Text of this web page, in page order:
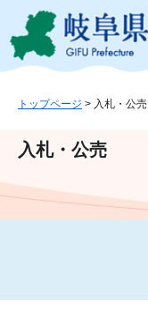
ジ
ュ
文
トップページ > 入札・公売
入札・公売